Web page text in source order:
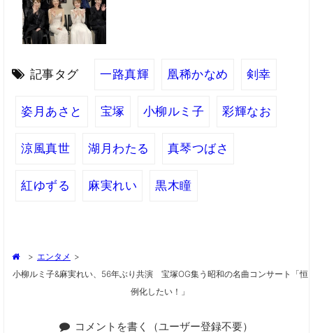
記事タグ 一路真輝 凰稀かなめ 剣幸
姿月あさと 宝塚 小柳ルミ子 彩輝なお
涼風真世 湖月わたる 真琴つばさ
紅ゆずる 麻実れい 黒木瞳
> エンタメ >
小柳ルミ子&麻実れい、56年ぶり共演 宝塚OG集う昭和の名曲コンサート「恒
例化したい！」
コメントを書く（ユーザー登録不要）